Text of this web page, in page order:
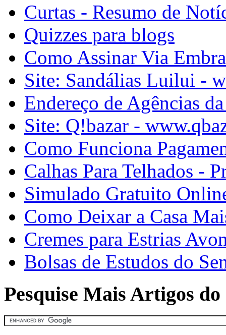
Curtas - Resumo de
Quizzes para blogs
Como Assinar Via
Site: Sandálias Luilui -
Endereço de Agências
Site: Q!bazar -
Como Funciona
Calhas Para Telhados -
Simulado Gratuito
Como Deixar a Casa
Cremes para Estrias
Bolsas de Estudos do
Pesquise Mais Artigos do